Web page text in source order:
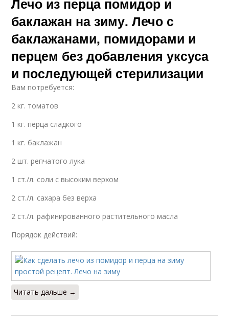
Лечо из перца помидор и
баклажан на зиму. Лечо с
баклажанами, помидорами и
перцем без добавления уксуса
и последующей стерилизации
Вам потребуется:
2 кг. томатов
1 кг. перца сладкого
1 кг. баклажан
2 шт. репчатого лука
1 ст./л. соли с высоким верхом
2 ст./л. сахара без верха
2 ст./л. рафинированного растительного масла
Порядок действий:
Читать дальше →